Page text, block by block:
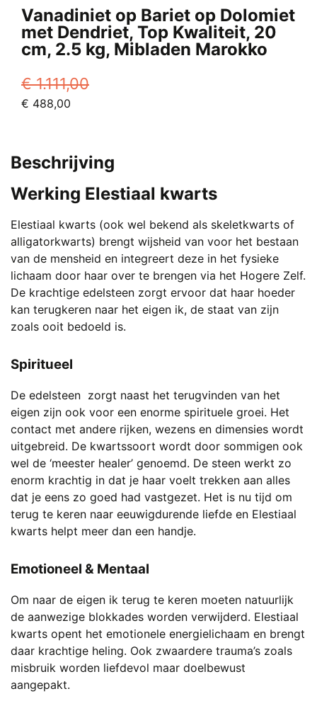
optie
kan
gekozen
op
de
Vanadiniet op Bariet op Dolomiet
met Dendriet, Top Kwaliteit, 20
cm, 2.5 kg, Mibladen Marokko
€1.111,00
Oorspronkelijke
€ 1.111,00.
€ 488,00
€ 488,00.
Beschrijving
Werking Elestiaal kwarts
Elestiaal kwarts (ook wel bekend als skeletkwarts of
alligatorkwarts) brengt wijsheid van voor het bestaan
van de mensheid en integreert deze in het fysieke
lichaam door haar over te brengen via het Hogere Zelf.
De krachtige edelsteen zorgt ervoor dat haar hoeder
kan terugkeren naar het eigen ik, de staat van zijn
zoals ooit bedoeld is.
Spiritueel
De edelsteen zorgt naast het terugvinden van het
eigen zijn ook voor een enorme spirituele groei. Het
contact met andere rijken, wezens en dimensies wordt
uitgebreid. De kwartssoort wordt door sommigen ook
wel de ‘meester healer’ genoemd. De steen werkt zo
enorm krachtig in dat je haar voelt trekken aan alles
dat je eens zo goed had vastgezet. Het is nu tijd om
terug te keren naar eeuwigdurende liefde en Elestiaal
kwarts helpt meer dan een handje.
Emotioneel & Mentaal
Om naar de eigen ik terug te keren moeten natuurlijk
de aanwezige blokkades worden verwijderd. Elestiaal
kwarts opent het emotionele energielichaam en brengt
daar krachtige heling. Ook zwaardere trauma’s zoals
misbruik worden liefdevol maar doelbewust
aangepakt.